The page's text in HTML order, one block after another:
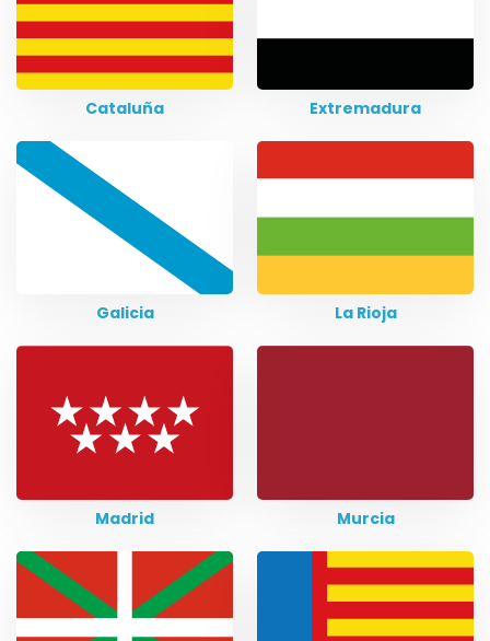
Cataluña Extremadura
Galicia La Rioja
Madrid Murcia